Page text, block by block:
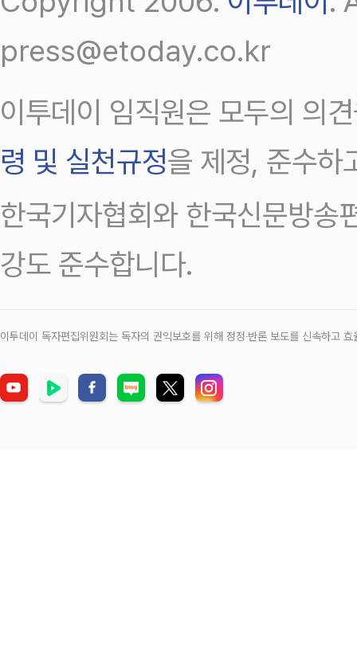
press@etoday.co.kr
이투데이 임직원은 모두의 의
령 및 실천규정을 제정, 준수하
한국기자협회와 한국신문방송
강도 준수합니다.
이투데이 독자편집위원회는 독자의 권익보호를 위해 정정‧반론 보도를 신속하고